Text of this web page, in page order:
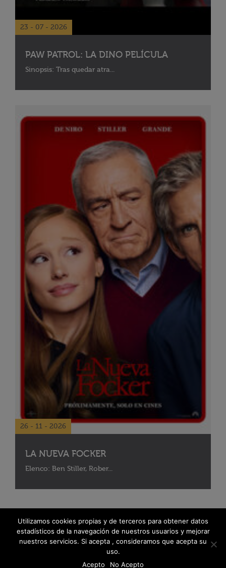
23 - 07 - 2026
PAW PATROL: LA DINO PELÍCULA
Sinopsis: Tras quedar atra...
26 - 11 - 2026
LA NUEVA FOCKER
Elenco: Ben Stiller, Rober...
Utilizamos cookies propias y de terceros para obtener datos
estadísticos de la navegación de nuestros usuarios y mejorar
nuestros servicios. Si acepta , consideramos que acepta su
uso.
Acepto
No Acepto